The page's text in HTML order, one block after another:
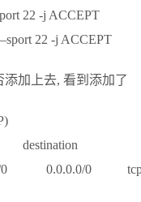
22 -j ACCEPT
22 -j ACCEPT
添加上去, 看到添加了
0 0.0.0.0/0 tcp